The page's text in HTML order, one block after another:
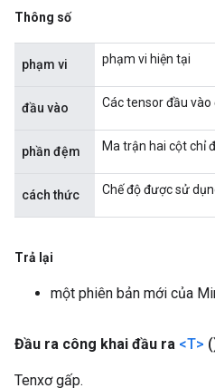
Thông số
phạm vi phạm vi hiện tại
đầu vào Các tensor đầu vào
phần đệm Ma trận hai cột chỉ
cách thức Chế độ được sử
Trả lại
một phiên bản mới của
Đầu ra công khai đầu ra <T>
Tenxơ gấp.